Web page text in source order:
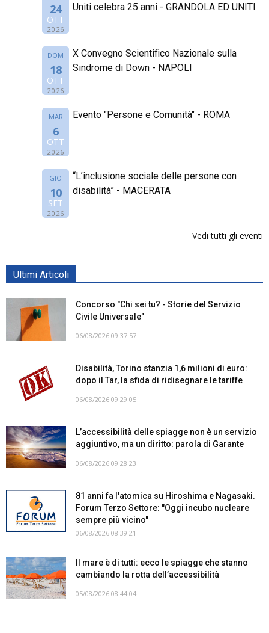
24
OTT
2026
Uniti celebra 25 anni - GRANDOLA ED UNITI
DOM
18
OTT
2026
X Convegno Scientifico Nazionale sulla
Sindrome di Down - NAPOLI
MAR
6
OTT
2026
Evento "Persone e Comunità" - ROMA
GIO
10
SET
2026
“L’inclusione sociale delle persone con
disabilità” - MACERATA
Vedi tutti gli eventi
Ultimi Articoli
Concorso "Chi sei tu? - Storie del Servizio
Civile Universale"
06/08/2026 09:37:57
Disabilità, Torino stanzia 1,6 milioni di euro:
dopo il Tar, la sfida di ridisegnare le tariffe
06/08/2026 09:29:05
L’accessibilità delle spiagge non è un servizio
aggiuntivo, ma un diritto: parola di Garante
06/08/2026 09:28:23
81 anni fa l'atomica su Hiroshima e Nagasaki.
Forum Terzo Settore: "Oggi incubo nucleare
sempre più vicino"
06/08/2026 08:39:21
Il mare è di tutti: ecco le spiagge che stanno
cambiando la rotta dell’accessibilità
05/08/2026 08:44:04